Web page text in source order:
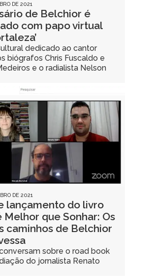
DE 2021
de Belchior é
com papo virtual
dedicado ao cantor
biógrafos Chris Fuscaldo e
e o radialista Nelson
DE 2021
lançamento do livro
Melhor que Sonhar: Os
caminhos de Belchior
sobre o road book
do jornalista Renato